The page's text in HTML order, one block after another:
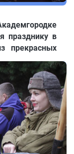
празднику в
прекрасных
В этот
жители
в кедровой